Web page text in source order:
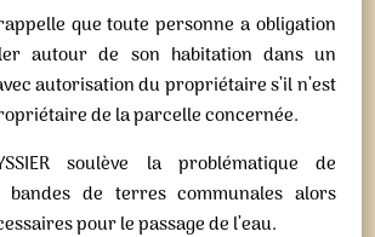
que toute personne a obligation
autour de son habitation dans un
autorisation du propriétaire s’il n’est
de la parcelle concernée.
soulève la problématique de
de terres communales alors
pour le passage de l’eau.